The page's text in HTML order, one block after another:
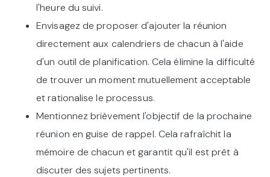
l'heure du suivi.
Envisagez de proposer d'ajouter la réunion
directement aux calendriers de chacun à l'aide
d'un outil de planification. Cela élimine la difficulté
de trouver un moment mutuellement acceptable
et rationalise le processus.
Mentionnez brièvement l'objectif de la prochaine
réunion en guise de rappel. Cela rafraîchit la
mémoire de chacun et garantit qu'il est prêt à
discuter des sujets pertinents.